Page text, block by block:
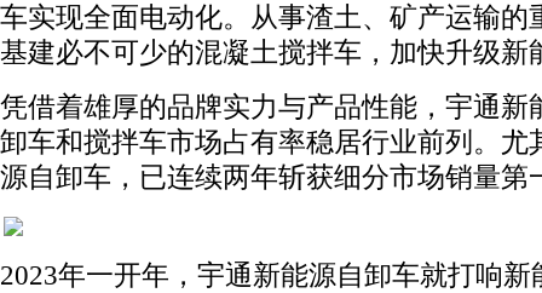
车实现全面电动化。从事渣土、矿产运输的
基建必不可少的混凝土搅拌车，加快升级新
凭借着雄厚的品牌实力与产品性能，宇通新
卸车和搅拌车市场占有率稳居行业前列。尤
源自卸车，已连续两年斩获细分市场销量第
2023年一开年，宇通新能源自卸车就打响新